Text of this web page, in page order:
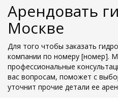
Арендовать
Москве
Для того чтобы заказать
компании по номеру [номер].
профессиональные
вас вопросам, поможет с
уточнит прочие детали ее